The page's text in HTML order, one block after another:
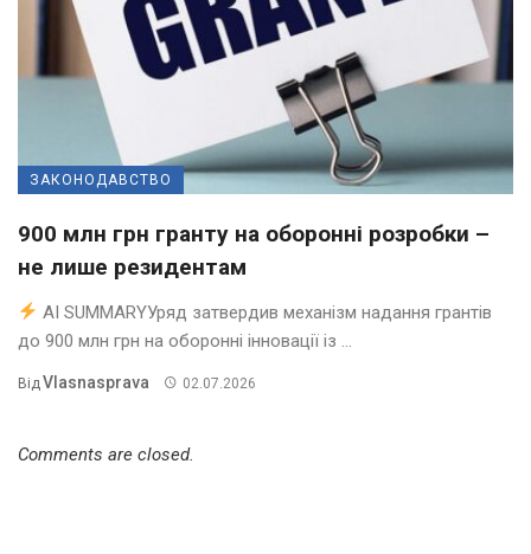
ЗАКОНОДАВСТВО
900 млн грн гранту на оборонні розробки –
не лише резидентам
AI SUMMARYУряд затвердив механізм надання грантів
до 900 млн грн на оборонні інновації із ...
Від Vlasnasprava 02.07.2026
Comments are closed.